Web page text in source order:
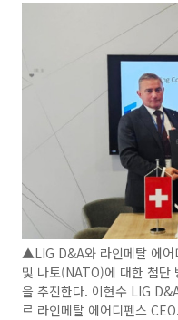
▲LIG D&A와 라인메탈 에어
및 나토(NATO)에 대한 첨단
을 추진한다. 이현수 LIG
르 라인메탈 에어디펜스